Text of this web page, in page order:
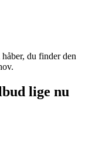
du finder den
lige nu